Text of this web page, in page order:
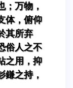
；万物，
体，俯仰
其所弃
俗人之不
之用，抑
鎌之持，